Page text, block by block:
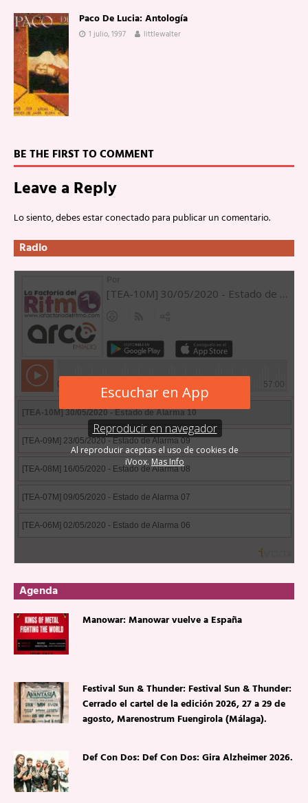
Paco De Lucia: Antología
1 julio, 1997 littlewalter
BE THE FIRST TO COMMENT
Leave a Reply
Lo siento, debes estarconectadopara publicar un comentario.
Radio
Agenda
Manowar: Manowar vuelve a España
Festival Sun & Thunder: Festival Sun & Thunder:
Cerrado el cartel de la edición 2026, 27 a 29 de
agosto, Marenostrum Fuengirola (Málaga).
Def Con Dos: Def Con Dos: Gira Alzheimer 2026.